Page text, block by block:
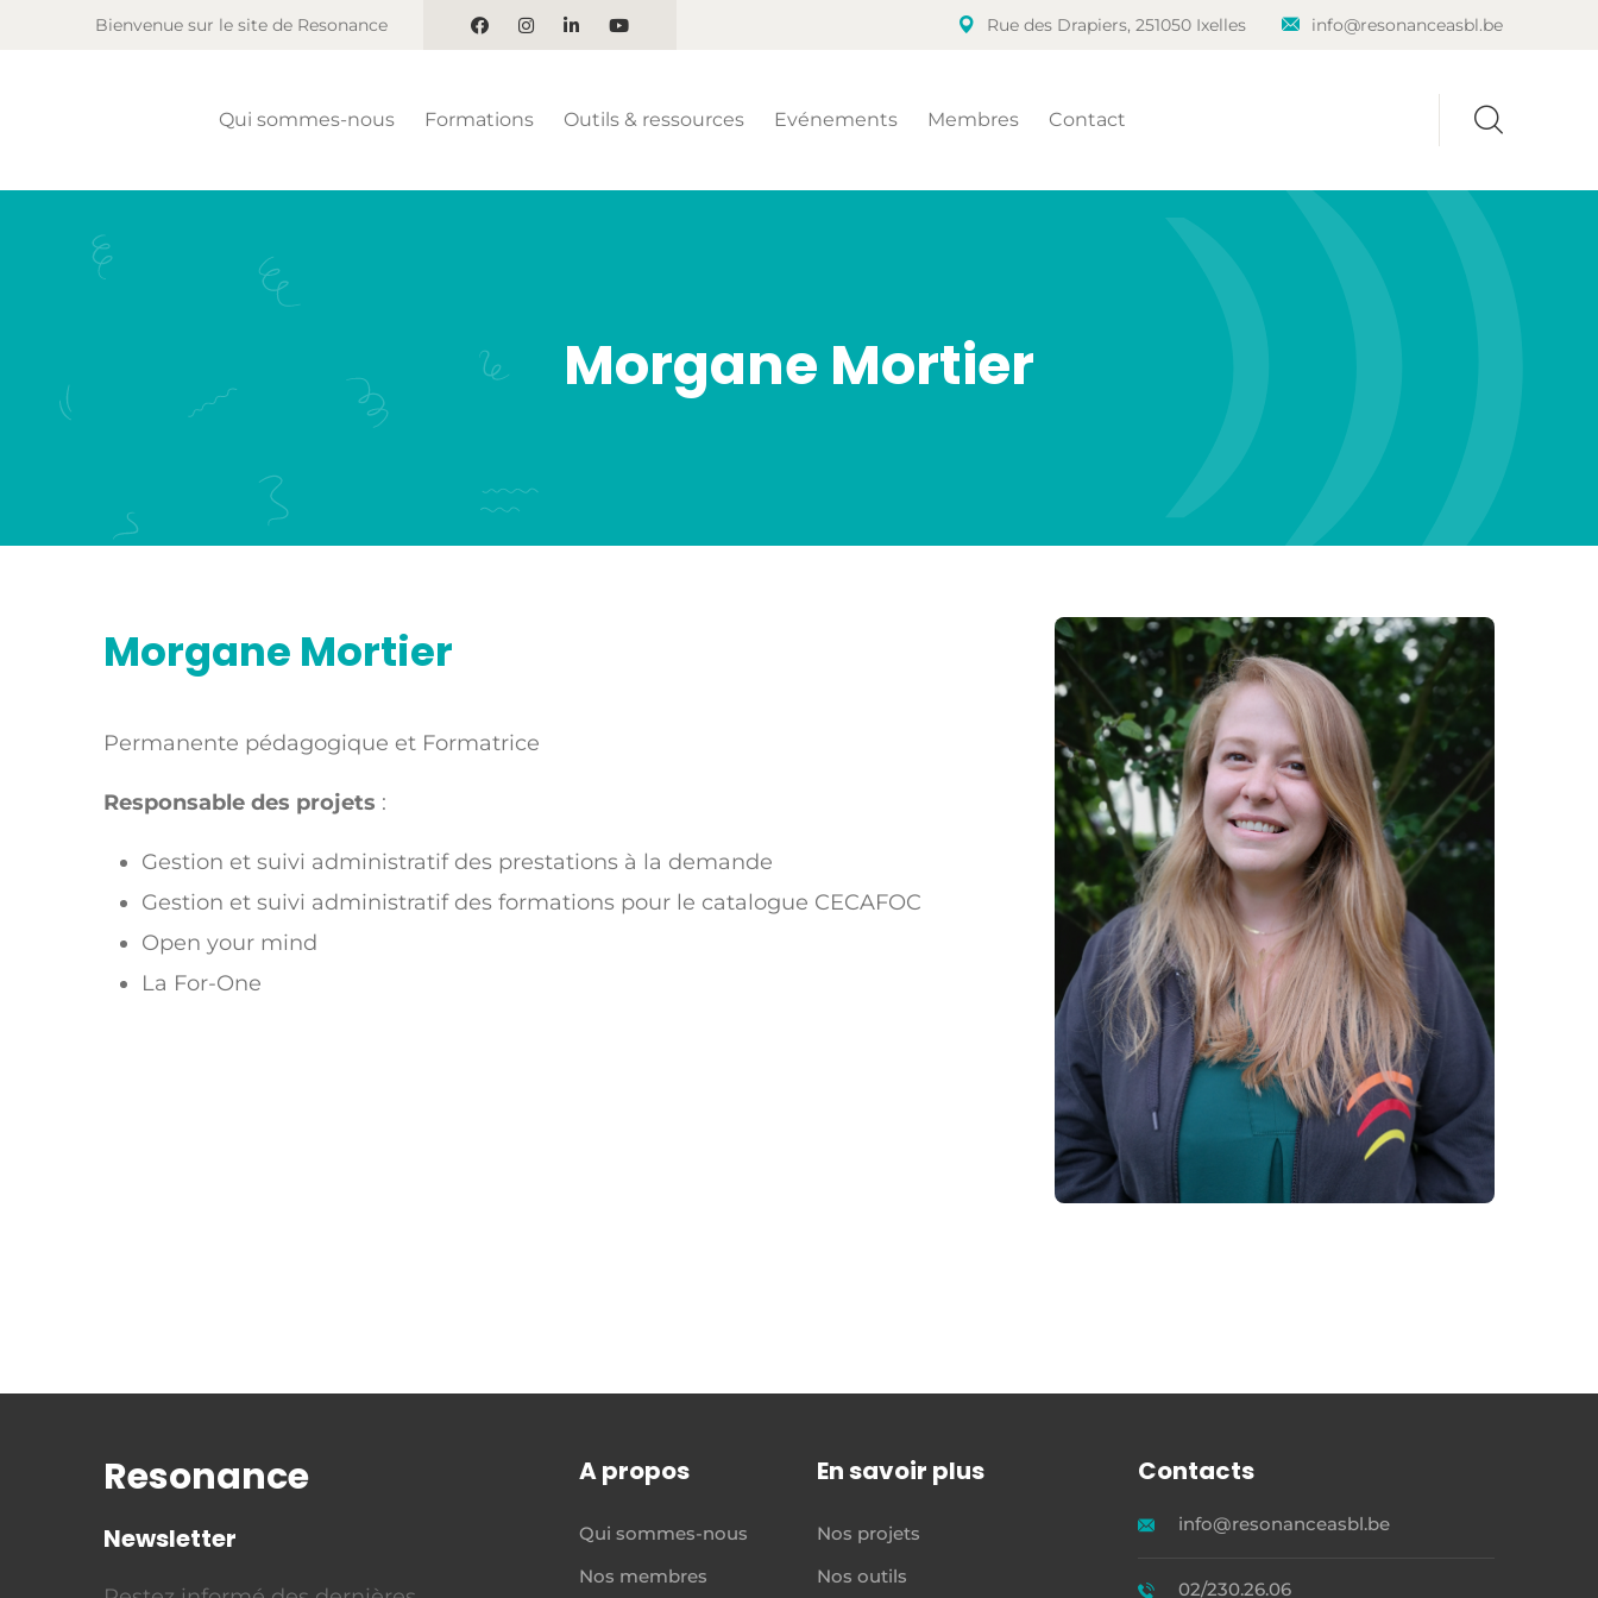
Bienvenue sur le site de Resonance Rue des Drapiers, 251050 Ixelles info@resonanceasbl.be
Qui sommes-nous Formations Outils & ressources Evénements Membres Contact
Morgane Mortier
Morgane Mortier
Permanente pédagogique et Formatrice
Responsable des projets :
Gestion et suivi administratif des prestations à la demande
Gestion et suivi administratif des formations pour le catalogue CECAFOC
Open your mind
La For-One
Resonance
Newsletter
A propos
Qui sommes-nous
Nos membres
En savoir plus
Nos projets
Nos outils
Contacts
info@resonanceasbl.be
02/230.26.06